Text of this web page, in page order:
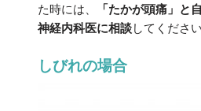
た時には、
「たかが頭痛」と
神経内科医に相談してください
しびれの場合